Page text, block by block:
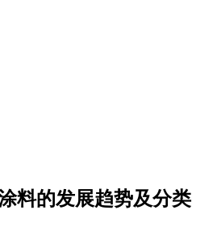
料的发展趋势及分类